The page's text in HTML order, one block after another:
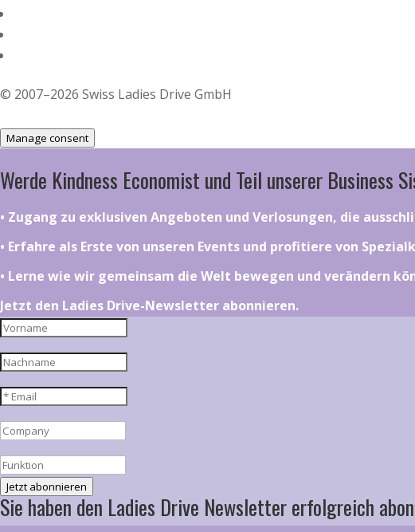
© 2007–2026 Swiss Ladies Drive GmbH
Manage consent
Werde Kindness Economist und Teil unserer Business
•⁠ ⁠⁠Zugang zu exklusiven Angeboten und Verlosungen, die
•⁠ ⁠⁠Erfahre als Erste von unseren Events und profitiere von
•⁠ ⁠⁠Lerne wie wir gemeinsam die Welt bewegen und verändern
Jetzt den Ladies Drive-Newsletter abonnieren.
Jetzt abonnieren
Sie haben den Ladies Drive Newsletter erfolgreich